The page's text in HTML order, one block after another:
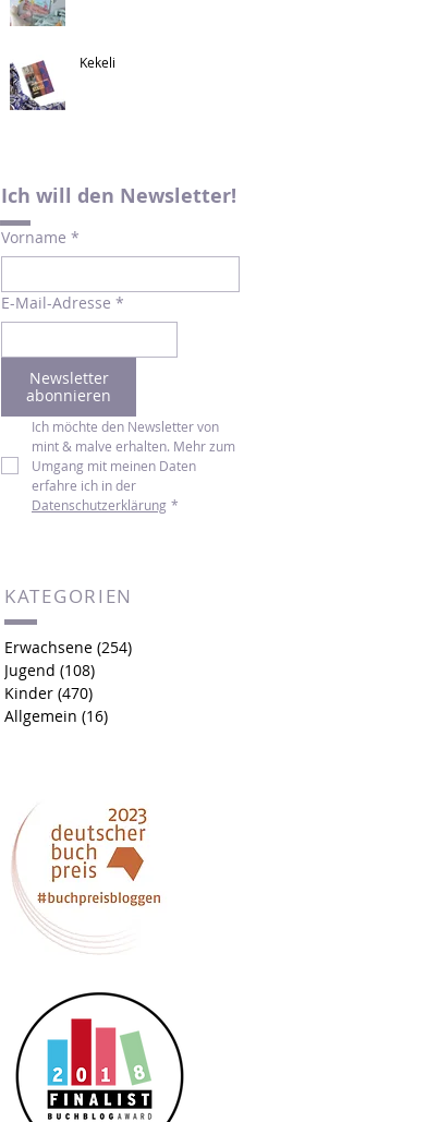
Kekeli
Ich will den Newsletter!
Vorname *
E-Mail-Adresse *
Newsletter
abonnieren
Ich möchte den Newsletter von
mint & malve erhalten. Mehr zum
Umgang mit meinen Daten
Datenschutzerklärung *
KATEGORIEN
Erwachsene (254)
Jugend (108)
Kinder (470)
Allgemein (16)